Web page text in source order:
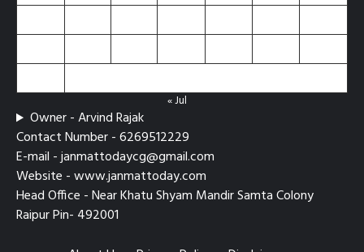
« Jul
Owner - Arvind Rajak
Contact Number - 6269512229
E-mail - janmattodaycg@gmail.com
Website - www.janmattoday.com
Head Office - Near Khatu Shyam Mandir Samta Colony
Raipur Pin- 492001